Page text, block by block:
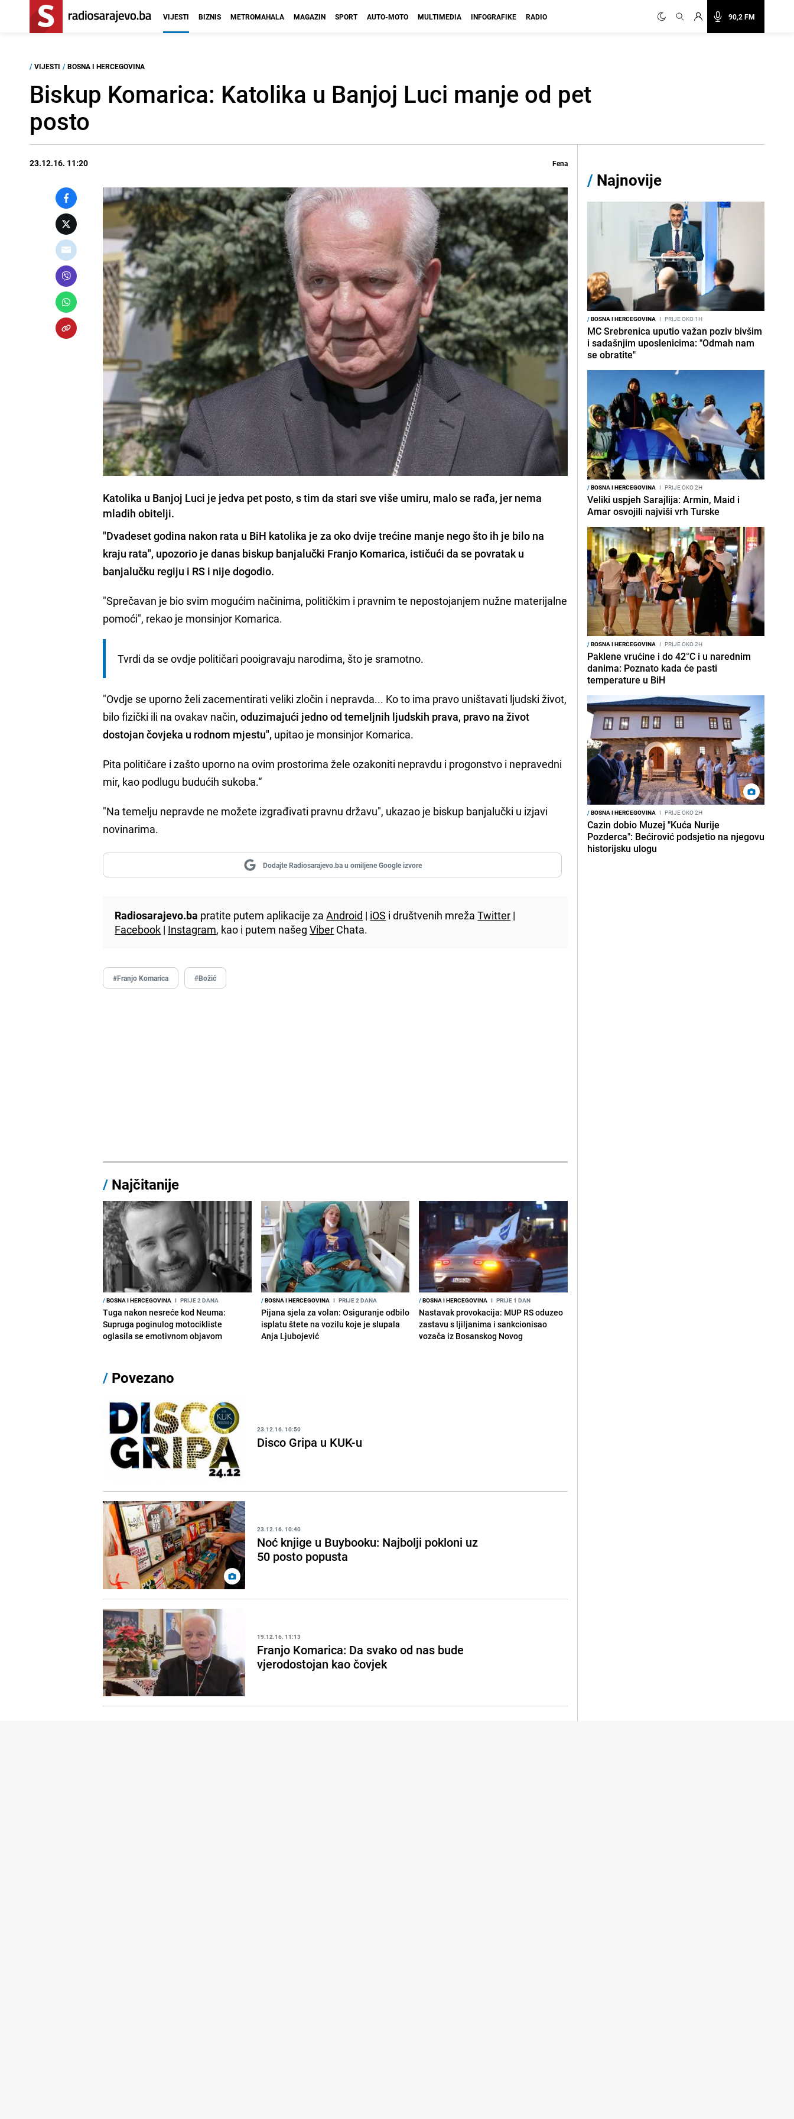
90,2 FM
VIJESTI BIZNIS METROMAHALA MAGAZIN SPORT AUTO-MOTO MULTIMEDIA INFOGRAFIKE RADIO
/ VIJESTI / BOSNA I HERCEGOVINA
Biskup Komarica: Katolika u Banjoj Luci manje od pet
posto
23.12.16. 11:20 Fena
Katolika u Banjoj Luci je jedva pet posto, s tim da stari sve više umiru, malo se rađa, jer nema
mladih obitelji.
"Dvadeset godina nakon rata u BiH katolika je za oko dvije trećine manje nego što ih je bilo na
kraju rata", upozorio je danas biskup banjalučki Franjo Komarica, ističući da se povratak u
banjalučku regiju i RS i nije dogodio.
"Sprečavan je bio svim mogućim načinima, političkim i pravnim te nepostojanjem nužne materijalne
pomoći", rekao je monsinjor Komarica.
Tvrdi da se ovdje političari pooigravaju narodima, što je sramotno.
"Ovdje se uporno želi zacementirati veliki zločin i nepravda... Ko to ima pravo uništavati ljudski život,
bilo fizički ili na ovakav način,oduzimajući jedno od temeljnih ljudskih prava, pravo na život
dostojan čovjeka u rodnom mjestu", upitao je monsinjor Komarica.
Pita političare i zašto uporno na ovim prostorima žele ozakoniti nepravdu i progonstvo i nepravedni
mir, kao podlugu budućih sukoba.“
"Na temelju nepravde ne možete izgrađivati pravnu državu", ukazao je biskup banjalučki u izjavi
novinarima.
Dodajte Radiosarajevo.ba u omiljene Google izvore
Radiosarajevo.ba pratite putem aplikacije zaAndroid | iOS i društvenih mrežaTwitter |
Facebook | Instagram, kao i putem našegViber Chata.
#Franjo Komarica #Božić
/ Najčitanije
/BOSNA I HERCEGOVINA I PRIJE 2 DANA
Tuga nakon nesreće kod Neuma:
Supruga poginulog motocikliste
oglasila se emotivnom objavom
/BOSNA I HERCEGOVINA I PRIJE 2 DANA
Pijana sjela za volan: Osiguranje odbilo
isplatu štete na vozilu koje je slupala
Anja Ljubojević
/BOSNA I HERCEGOVINA I PRIJE 1 DAN
Nastavak provokacija: MUP RS oduzeo
zastavu s ljiljanima i sankcionisao
vozača iz Bosanskog Novog
/ Povezano
23.12.16. 10:50
Disco Gripa u KUK-u
23.12.16. 10:40
Noć knjige u Buybooku: Najbolji pokloni uz
50 posto popusta
19.12.16. 11:13
Franjo Komarica: Da svako od nas bude
vjerodostojan kao čovjek
/ Najnovije
/BOSNA I HERCEGOVINA I PRIJE OKO 1H
MC Srebrenica uputio važan poziv bivšim
i sadašnjim uposlenicima: "Odmah nam
se obratite"
/BOSNA I HERCEGOVINA I PRIJE OKO 2H
Veliki uspjeh Sarajlija: Armin, Maid i
Amar osvojili najviši vrh Turske
/BOSNA I HERCEGOVINA I PRIJE OKO 2H
Paklene vrućine i do 42°C i u narednim
danima: Poznato kada će pasti
temperature u BiH
/BOSNA I HERCEGOVINA I PRIJE OKO 2H
Cazin dobio Muzej "Kuća Nurije
Pozderca": Bećirović podsjetio na njegovu
historijsku ulogu